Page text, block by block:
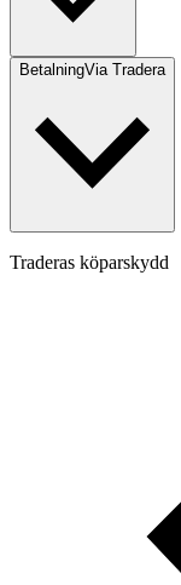
BetalningVia Tradera
Traderas köparskydd